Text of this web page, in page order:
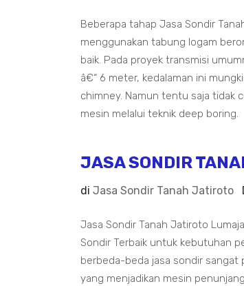
Beberapa tahap Jasa Sondir
menggunakan tabung logam
baik. Pada proyek transmisi
â€“ 6 meter, kedalaman ini
chimney. Namun tentu saja tidak
mesin melalui teknik deep boring.
JASA SONDIR
di Jasa Sondir Tanah Jatiroto
Jasa Sondir Tanah Jatiroto
Sondir Terbaik untuk kebutuhan
berbeda-beda jasa sondir sangat
yang menjadikan mesin